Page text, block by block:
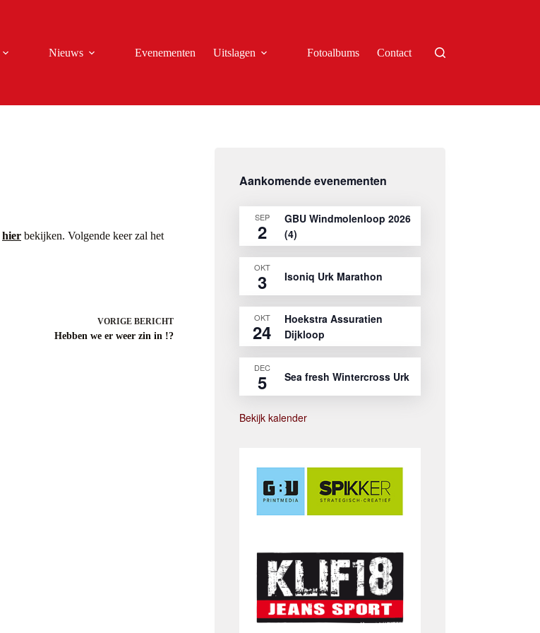
Nieuws Evenementen Uitslagen Fotoalbums Contact
hier bekijken. Volgende keer zal het
VORIGE BERICHT
Hebben we er weer zin in !?
Aankomende evenementen
SEP
2
GBU Windmolenloop 2026
(4)
OKT
3 Isoniq Urk Marathon
OKT
24
Hoekstra Assuratien
Dijkloop
DEC
5 Sea fresh Wintercross Urk
Bekijk kalender